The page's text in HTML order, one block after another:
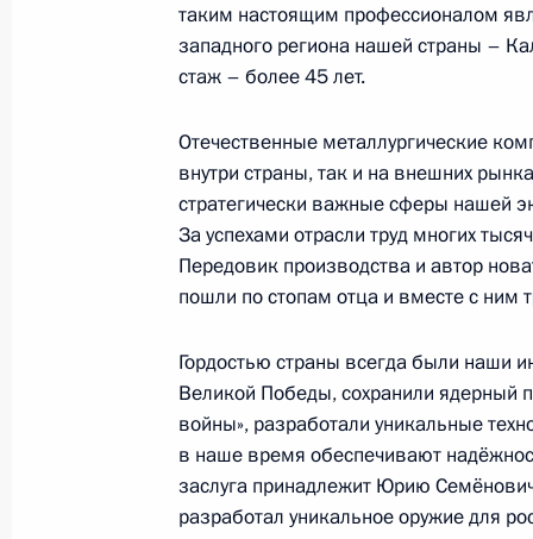
Владимир Путин осмотрел
28 апреля 2015 года, 14:00 Санкт-Петербург
27 апреля 2015 года, понедельник
Встреча со студентами Высшей
Санкт-Петербург
О спецпредставителе России в
27 апреля 2015 года, 18:00
таким настоящим профессионалом
западного региона нашей страны –
стаж – более 45 лет.
Отечественные металлургические
внутри страны, так и на внешних
стратегически важные сферы нашей
За успехами отрасли труд многих
Передовик производства и автор
пошли по стопам отца и вместе с ним
Гордостью страны всегда были наши
Великой Победы, сохранили ядерный
войны», разработали уникальные
в наше время обеспечивают
заслуга принадлежит Юрию
разработал уникальное оружие для